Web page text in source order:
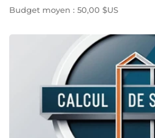
Budget moyen : 50,00 $US